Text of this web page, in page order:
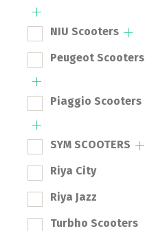
NIU Scooters
Peugeot Scooters
Piaggio Scooters
SYM SCOOTERS
Riya City
Riya Jazz
Turbho Scooters